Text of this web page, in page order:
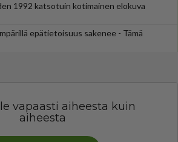
1992 katsotuin kotimainen elokuva
epätietoisuus sakenee - Tämä
vapaasti aiheesta kuin
aiheesta